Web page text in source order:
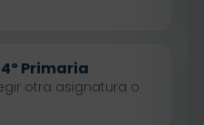
Primaria
otra asignatura o